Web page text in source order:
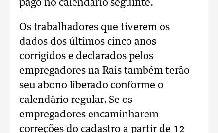
pago no calendário seguinte.
Os trabalhadores que tiverem os
dados dos últimos cinco anos
corrigidos e declarados pelos
empregadores na Rais também terão
seu abono liberado conforme o
calendário regular. Se os
empregadores encaminharem
correções do cadastro a partir de 12